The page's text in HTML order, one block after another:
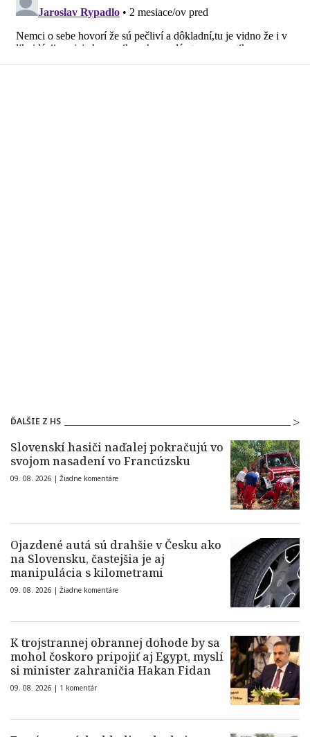
ĎALŠIE Z HS
Slovenskí hasiči naďalej pokračujú vo
svojom nasadení vo Francúzsku
09. 08. 2026 | Žiadne komentáre
Ojazdené autá sú drahšie v Česku ako
na Slovensku, častejšia je aj
manipulácia s kilometrami
09. 08. 2026 | Žiadne komentáre
K trojstrannej obrannej dohode by sa
mohol čoskoro pripojiť aj Egypt, myslí
si minister zahraničia Hakan Fidan
09. 08. 2026 | 1 komentár